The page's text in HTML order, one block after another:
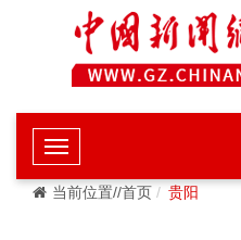
当前位置//首页 贵阳